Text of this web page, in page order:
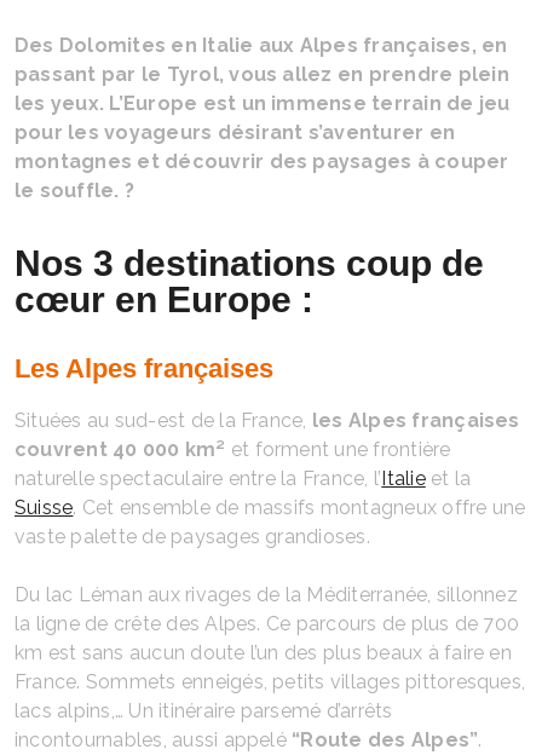
Des Dolomites en Italie aux Alpes françaises, en
passant par le Tyrol, vous allez en prendre plein
les yeux. L’Europe est un immense terrain de jeu
pour les voyageurs désirant s’aventurer en
montagnes et découvrir des paysages à couper
le souffle. ?
Nos 3 destinations coup de
cœur en Europe :
Les Alpes françaises
Situées au sud-est de la France, les Alpes françaises
couvrent 40 000 km² et forment une frontière
naturelle spectaculaire entre la France, l’Italieet la
Suisse. Cet ensemble de massifs montagneux offre une
vaste palette de paysages grandioses.
Du lac Léman aux rivages de la Méditerranée, sillonnez
la ligne de crête des Alpes. Ce parcours de plus de 700
km est sans aucun doute l’un des plus beaux à faire en
France. Sommets enneigés, petits villages pittoresques,
lacs alpins,… Un itinéraire parsemé d’arrêts
incontournables, aussi appelé“Route des Alpes”.